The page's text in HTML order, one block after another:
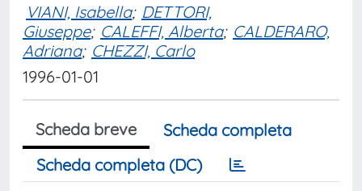
VIANI, Isabella; DETTORI,
Giuseppe; CALEFFI, Alberta; CALDERARO,
Adriana; CHEZZI, Carlo
1996-01-01
Scheda breve
Scheda completa
Scheda completa (DC)